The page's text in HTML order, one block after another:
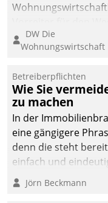
eine digitale Zukunft
finden, ist das Ziel des
der
Bewerben können
dafür ein Team
bestehend aus
und PropTech.
DW Die
Wohnungswirtschaft
Betreiberpflichten
Wie Sie
zu machen
In der
eine gängigere
denn die steht
einfach und
Verantwortung
Jörn Beckmann